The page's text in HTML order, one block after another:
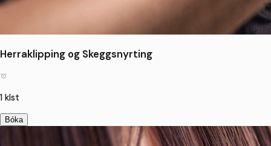
Herraklipping og Skeggsnyrting
1 klst
Bóka